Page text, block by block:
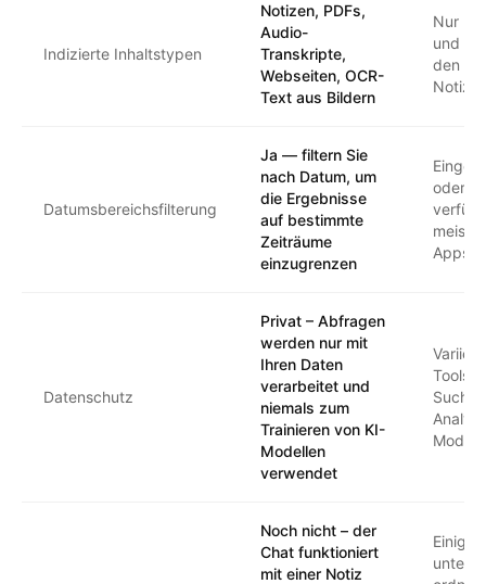
Indizierte Inhaltstypen
Notizen, PDFs,
Audio-
Transkripte,
Webseiten, OCR-
Text aus Bildern
Nur
und
den
Notiz-
Datumsbereichsfilterung
Ja — filtern Sie
nach Datum, um
die Ergebnisse
auf bestimmte
Zeiträume
einzugrenzen
oder
Apps
Datenschutz
Privat – Abfragen
werden nur mit
Ihren Daten
verarbeitet und
niemals zum
Trainieren von KI-
Modellen
verwendet
Tools
Noch nicht – der
Chat funktioniert
mit einer Notiz
Einige